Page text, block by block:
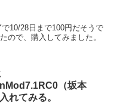
10/28日まで100円だそうで
たので、購入してみました。
（坂本
れてみる。